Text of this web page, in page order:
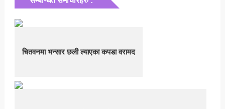
चितवनमा भन्सार छली ल्याएका कपडा वरामद